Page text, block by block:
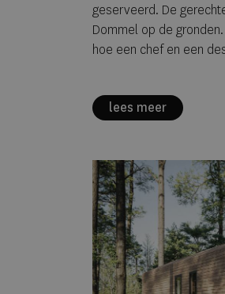
geserveerd. De
Dommel op de
hoe een chef en een
lees meer